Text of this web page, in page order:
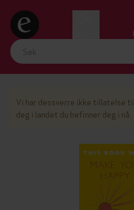
Vi har dessverre ikke tillatelse
deg i landet du befinner deg i nå.